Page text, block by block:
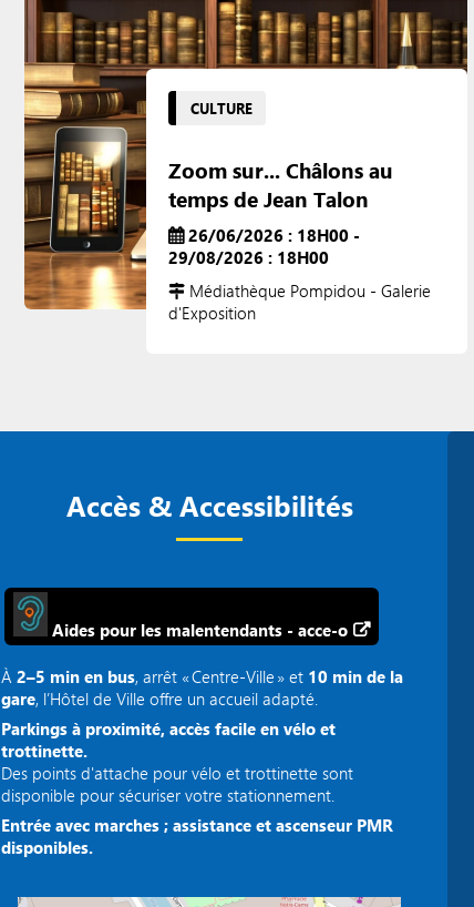
CULTURE
Zoom sur... Châlons au
temps de Jean Talon
26/06/2026 : 18H00 -
29/08/2026 : 18H00
Médiathèque Pompidou - Galerie
d'Exposition
Accès & Accessibilités
Aides pour les malentendants - acce-o
À2–5 min en bus, arrêt « Centre‑Ville » et 10 min de la
gare, l’Hôtel de Ville offre un accueil adapté.
Parkings à proximité, accès facile en vélo et
trottinette.
Des points d'attache pour vélo et trottinette sont
disponible pour sécuriser votre stationnement.
Entrée avec marches ; assistance et ascenseur PMR
disponibles.